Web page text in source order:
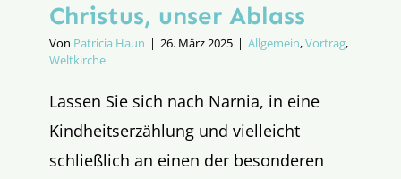
Christus, unser Ablass
Von Patricia Haun | 26. März 2025 | Allgemein,Vortrag,
Weltkirche
Lassen Sie sich nach Narnia, in eine
Kindheitserzählung und vielleicht
schließlich an einen der besonderen